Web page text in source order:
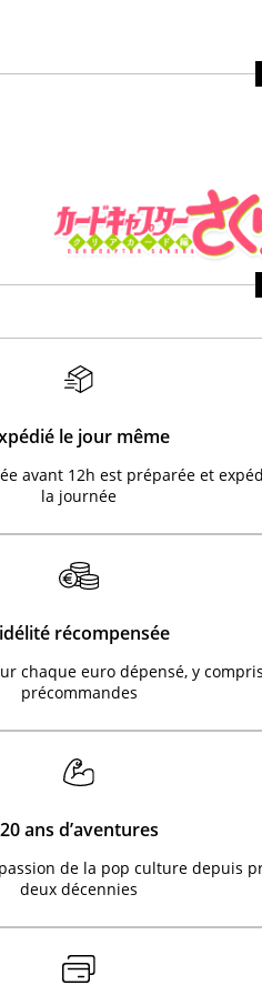
le jour même
avant 12h est préparée et
la journée
récompensée
chaque euro dépensé, y
précommandes
20 ans d’aventures
de la pop culture depuis
deux décennies